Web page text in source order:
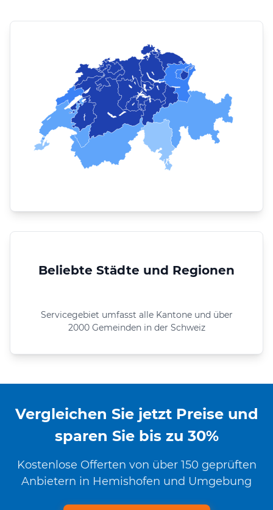
Beliebte Städte und Regionen
Servicegebiet umfasst alle Kantone und über
2000 Gemeinden in der Schweiz
Vergleichen Sie jetzt Preise und
sparen Sie bis zu 30%
Kostenlose Offerten von über 150 geprüften
Anbietern in Hemishofen und Umgebung